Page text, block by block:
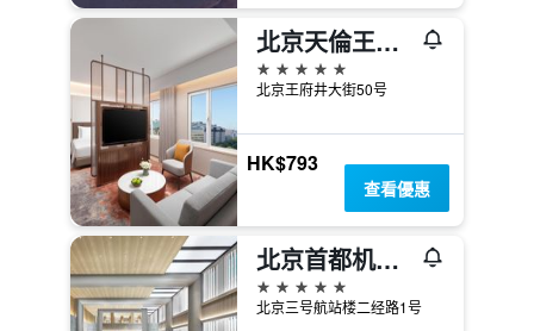
北京天倫王朝酒店
5星級
北京王府井大街50号
HK$793
查看優惠
北京首都机场康得思酒店 - 朗庭酒店集团全新品牌
5星級
北京三号航站楼二经路1号